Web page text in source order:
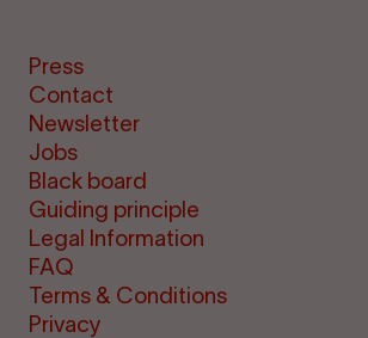
Press
Contact
Newsletter
Jobs
Black board
Guiding principle
Legal Information
FAQ
Terms & Conditions
Privacy